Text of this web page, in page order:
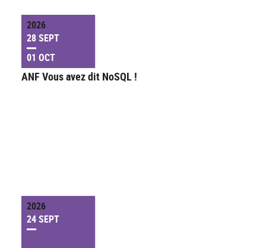
2026
28 SEPT
01 OCT
ANF Vous avez dit NoSQL !
2026
24 SEPT